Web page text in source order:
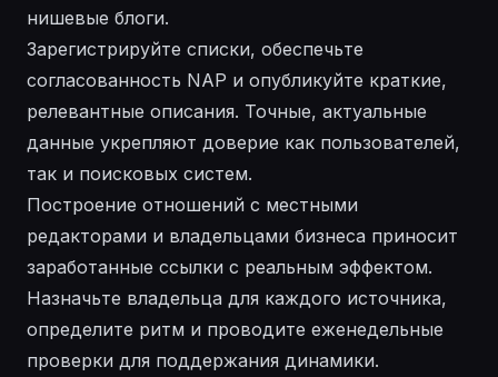
нишевые блоги.
Зарегистрируйте списки, обеспечьте
согласованность NAP и опубликуйте краткие,
релевантные описания. Точные, актуальные
данные укрепляют доверие как пользователей,
так и поисковых систем.
Построение отношений с местными
редакторами и владельцами бизнеса приносит
заработанные ссылки с реальным эффектом.
Назначьте владельца для каждого источника,
определите ритм и проводите еженедельные
проверки для поддержания динамики.